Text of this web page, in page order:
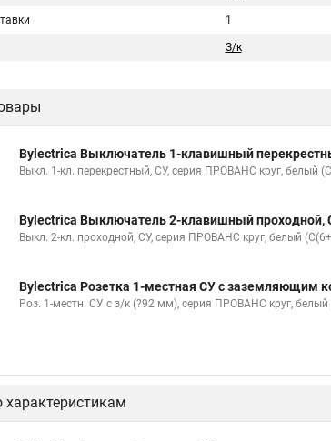
1
З/к
Bylectrica Выключатель 1-клавишный
Выкл. 1-кл. перекрестный, СУ, серия ПРОВАНС круг, белый
Bylectrica Выключатель 2-клавишный проходной,
Выкл. 2-кл. проходной, СУ, серия ПРОВАНС круг, белый
Bylectrica Розетка 1-местная СУ с заземляющим
Роз. 1-местн. СУ с з/к (?92 мм), серия ПРОВАНС круг,
характеристикам